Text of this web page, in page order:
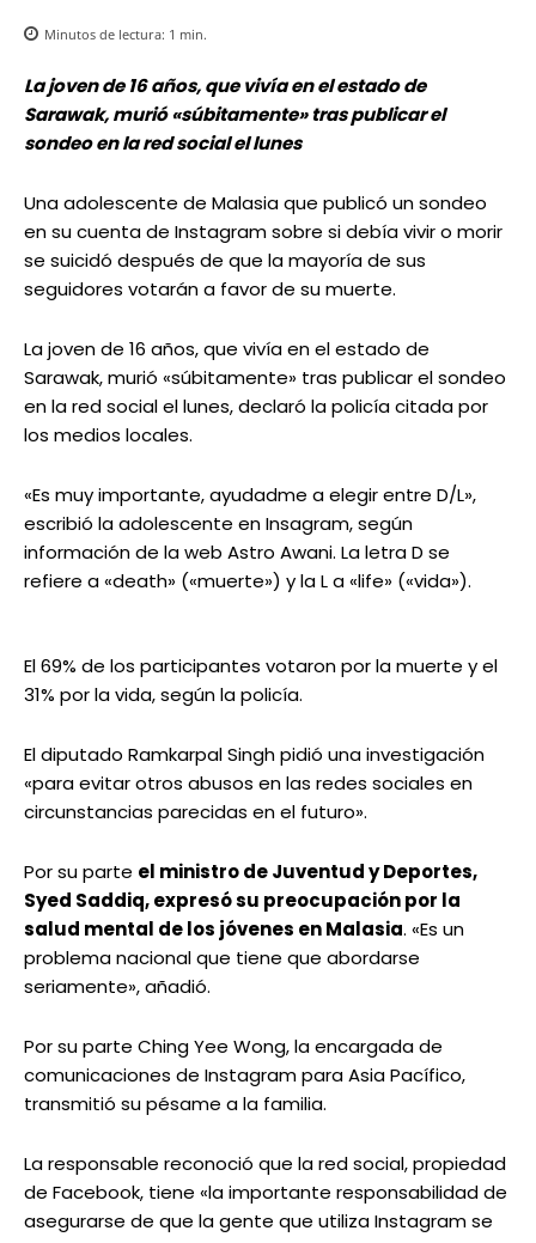
Minutos de lectura: 1 min.
La joven de 16 años, que vivía en el estado de
Sarawak, murió «súbitamente» tras publicar el
sondeo en la red social el lunes
Una adolescente de Malasia que publicó un sondeo
en su cuenta de Instagram sobre si debía vivir o morir
se suicidó después de que la mayoría de sus
seguidores votarán a favor de su muerte.
La joven de 16 años, que vivía en el estado de
Sarawak, murió «súbitamente» tras publicar el sondeo
en la red social el lunes, declaró la policía citada por
los medios locales.
«Es muy importante, ayudadme a elegir entre D/L»,
escribió la adolescente en Insagram, según
información de la web Astro Awani. La letra D se
refiere a «death» («muerte») y la L a «life» («vida»).
El 69% de los participantes votaron por la muerte y el
31% por la vida, según la policía.
El diputado Ramkarpal Singh pidió una investigación
«para evitar otros abusos en las redes sociales en
circunstancias parecidas en el futuro».
Por su parte el ministro de Juventud y Deportes,
Syed Saddiq, expresó su preocupación por la
salud mental de los jóvenes en Malasia. «Es un
problema nacional que tiene que abordarse
seriamente», añadió.
Por su parte Ching Yee Wong, la encargada de
comunicaciones de Instagram para Asia Pacífico,
transmitió su pésame a la familia.
La responsable reconoció que la red social, propiedad
de Facebook, tiene «la importante responsabilidad de
asegurarse de que la gente que utiliza Instagram se